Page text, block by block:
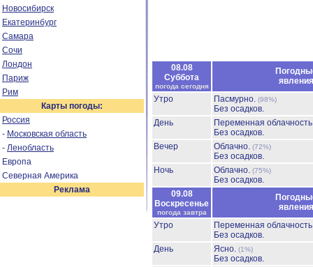
Новосибирск
Екатеринбург
Самара
Сочи
Лондон
Париж
Рим
Карты погоды:
Россия
- Московская область
- Ленобласть
Европа
Северная Америка
Реклама
08.08
Суббота
погода сегодня
явления
Утро
Пасмурно. (98%)
Без осадков.
День
Переменная
Без осадков.
Вечер
Облачно. (72%)
Без осадков.
Ночь
Облачно. (75%)
Без осадков.
09.08
Воскресенье
погода завтра
явления
Утро
Переменная
Без осадков.
День
Ясно. (1%)
Без осадков.